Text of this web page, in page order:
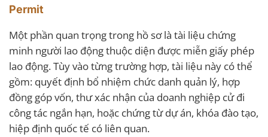
Permit
Một phần quan trọng trong hồ sơ là tài liệu chứng
minh người lao động thuộc diện được miễn giấy phép
lao động. Tùy vào từng trường hợp, tài liệu này có thể
gồm: quyết định bổ nhiệm chức danh quản lý, hợp
đồng góp vốn, thư xác nhận của doanh nghiệp cử đi
công tác ngắn hạn, hoặc chứng từ dự án, khóa đào tạo,
hiệp định quốc tế có liên quan.